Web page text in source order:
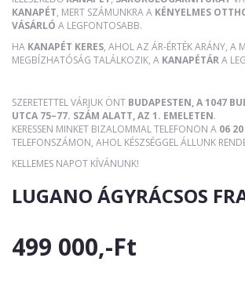
KANAPÉT, MERT SZÁMUNKRA A KÉNYELMES
VÁSÁRLÓ A LEGFONTOSABB.
HA KANAPÉT KERES, AHOL AZ ÁR-ÉRTÉK ARÁNY, A
MEGBÍZHATÓSÁG TALÁLKOZIK, A KANAPÉTÁRA
SZERETETTEL VÁRJUK ÖNT BUDAPESTEN, A 1047
UTCA 75–77. SZÁM ALATT, AZ 1. EMELETEN.
KERESSEN MINKET BIZALOMMAL TELEFONON A 06
TELEFONSZÁMON, AHOL KÉSZSÉGGEL ÁLLUNK
KELLEMES NAPOT KÍVÁNUNK!
LUGANO ÁGYRÁCSOS
499 000,-Ft